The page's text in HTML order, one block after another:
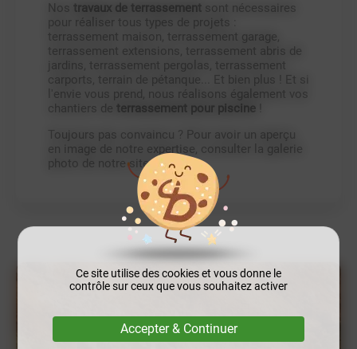
Ce site utilise des cookies et vous donne le
contrôle sur ceux que vous souhaitez activer
Accepter & Continuer
Nos travaux de terrassement sont nécessaires
pour réaliser tous types de projets :
terrassement maison, terrassement garage,
terrassement extensions, terrassement abris de
jardins, terrassement pergolas, terrassement
carports, terrain de pétanque... Et bien plus ! Et si
l'envie vous prend, nous réalisons également vos
chantiers de terrassement pour piscine
Toujours pas convaincu ? Pour avoir un aperçu
en image de notre expertise, consulter la galerie
photo de notre site internet.